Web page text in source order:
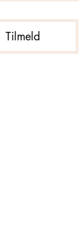
Tilmeld